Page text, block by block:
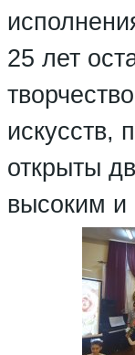
25 лет
искусств,
открыты
высоким и